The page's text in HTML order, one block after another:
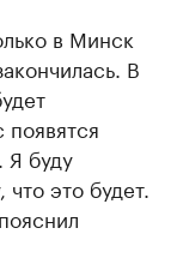
в Минск
В
Я буду
это будет.